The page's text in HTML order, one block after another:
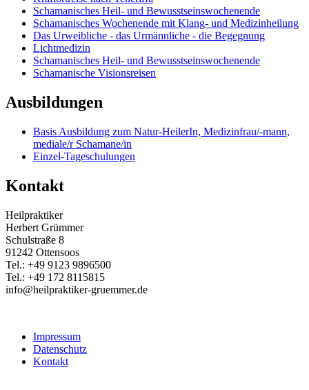
Schamanisches Heil- und Bewusstseinswochenende
Schamanisches Wochenende mit Klang- und Medizinheilung
Das Urweibliche - das Urmännliche - die Begegnung
Lichtmedizin
Schamanisches Heil- und Bewusstseinswochenende
Schamanische Visionsreisen
Ausbildungen
Basis Ausbildung zum Natur-HeilerIn, Medizinfrau/-mann,
mediale/r Schamane/in
Einzel-Tageschulungen
Kontakt
Heilpraktiker
Herbert Grümmer
Schulstraße 8
91242 Ottensoos
Tel.: +49 9123 9896500
Tel.: +49 172 8115815
info@heilpraktiker-gruemmer.de
Impressum
Datenschutz
Kontakt